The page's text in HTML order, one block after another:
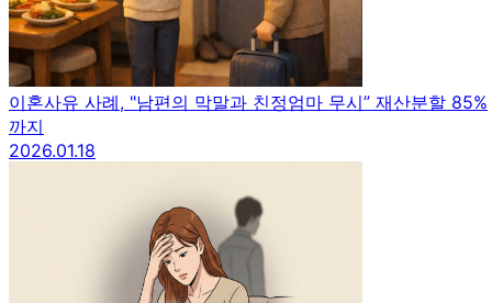
이혼사유 사례, "남편의 막말과 친정엄마 무시” 재산분할 85%
까지
2026.01.18